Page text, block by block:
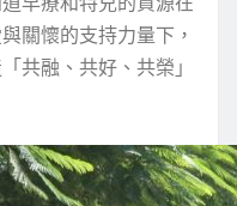
關懷的支持力量下，
共融、共好、共榮」